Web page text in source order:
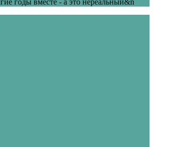
годы вместе - а это нереальный&n